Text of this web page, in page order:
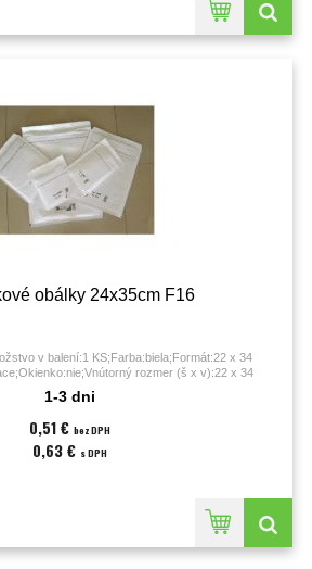
obálky 24x35cm F16
v balení:1 KS;Farba:biela;Formát:22 x 34
rozmer (š x v):22 x 34
1-3 dni
0,51 € bez DPH
0,63 € s DPH